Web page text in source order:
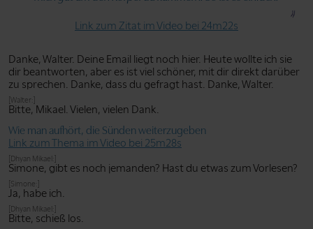
Link zum Zitat im Video bei 24m22s
Danke, Walter. Deine Email liegt noch hier. Heute wollte ich sie
dir beantworten, aber es ist viel schöner, mit dir direkt darüber
zu sprechen. Danke, dass du gefragt hast. Danke, Walter.
[Walter:]
Bitte, Mikael. Vielen, vielen Dank.
Wie man aufhört, die Sünden weiterzugeben
Link zum Thema im Video bei 25m28s
[Dhyan Mikael:]
Simone, gibt es noch jemanden? Hast du etwas zum Vorlesen?
[Simone:]
Ja, habe ich.
[Dhyan Mikael:]
Bitte, schieß los.